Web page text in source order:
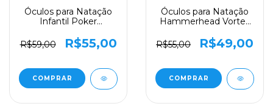
Óculos para Natação
Infantil Poker
R$59,00
R$55,00
COMPRAR
Óculos para Natação
Hammerhead Vortex
R$55,00
R$49,00
COMPRAR